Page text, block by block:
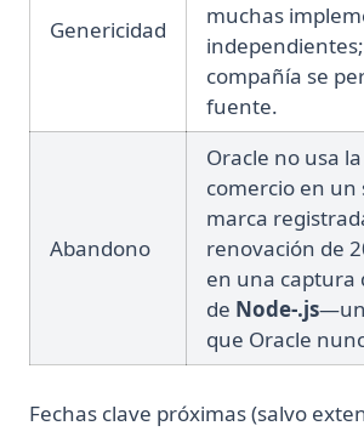
Genericidad
muchas
compañía se
fuente.
Abandono
Oracle no usa
comercio en un
marca
renovación de
en una captura
de Node‑.js
que Oracle
Fechas clave próximas (salvo